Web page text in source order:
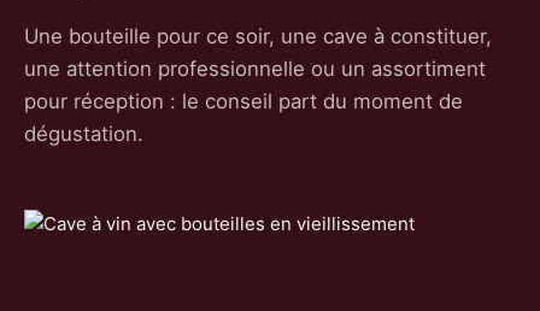
Une bouteille pour ce soir, une cave à constituer,
une attention professionnelle ou un assortiment
pour réception : le conseil part du moment de
dégustation.